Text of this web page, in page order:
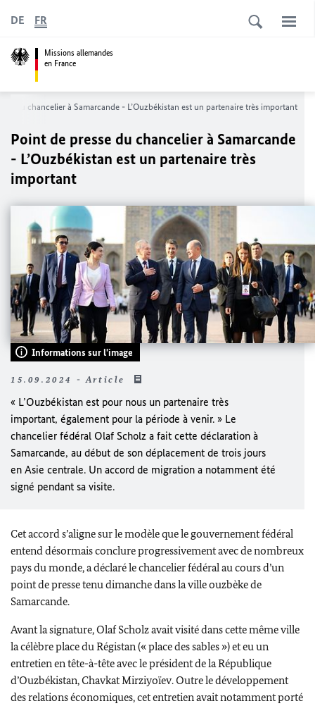
Missions allemandes
en France
DE FR
du chancelier à Samarcande - L’Ouzbékistan est un partenaire très important
Point de presse du chancelier à Samarcande
- L’Ouzbékistan est un partenaire très
important
Informations sur l'image
15.09.2024 - Article
« L’Ouzbékistan est pour nous un partenaire très
important, également pour la période à venir. » Le
chancelier fédéral Olaf Scholz a fait cette déclaration à
Samarcande, au début de son déplacement de trois jours
en Asie centrale. Un accord de migration a notamment été
signé pendant sa visite.
Cet accord s’aligne sur le modèle que le gouvernement fédéral
entend désormais conclure progressivement avec de nombreux
pays du monde, a déclaré le chancelier fédéral au cours d’un
point de presse tenu dimanche dans la ville ouzbèke de
Samarcande.
Avant la signature,Olaf Scholzavait visité dans cette même ville
la célèbre place du Régistan (« place des sables ») et eu un
entretien en tête-à-tête avec le président de la République
d’Ouzbékistan,Chavkat Mirziyoïev. Outre le développement
des relations économiques, cet entretien avait notamment porté